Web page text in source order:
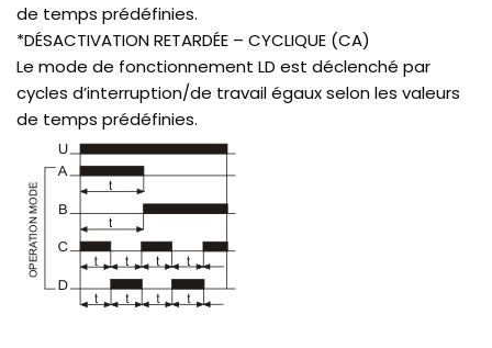
de temps prédéfinies.
*DÉSACTIVATION RETARDÉE – CYCLIQUE (CA)
Le mode de fonctionnement LD est déclenché par
cycles d’interruption/de travail égaux selon les valeurs
de temps prédéfinies.